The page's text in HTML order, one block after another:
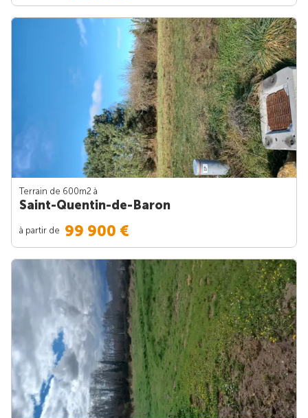
Terrain de 600m2 à
Saint-Quentin-de-Baron
à partir de 99 900 €